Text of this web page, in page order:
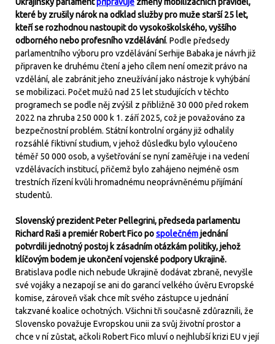
které by zrušily nárok na odklad služby pro muže starší 25 let,
kteří se rozhodnou nastoupit do vysokoškolského, vyššího
odborného nebo profesního vzdělávání. Podle předsedy
parlamentního výboru pro vzdělávání Serhije Babaka je návrh již
připraven ke druhému čtení a jeho cílem není omezit právo na
vzdělání, ale zabránit jeho zneužívání jako nástroje k vyhýbání
se mobilizaci. Počet mužů nad 25 let studujících v těchto
programech se podle něj zvýšil z přibližně 30 000 před rokem
2022 na zhruba 250 000 k 1. září 2025, což je považováno za
bezpečnostní problém. Státní kontrolní orgány již odhalily
rozsáhlé fiktivní studium, v jehož důsledku bylo vyloučeno
téměř 50 000 osob, a vyšetřování se nyní zaměřuje i na vedení
vzdělávacích institucí, přičemž bylo zahájeno nejméně osm
trestních řízení kvůli hromadnému neoprávněnému přijímání
studentů.
Slovenský prezident Peter Pellegrini, předseda parlamentu
Richard Raši a premiér Robert Fico pospolečnémjednání
potvrdili jednotný postoj k zásadním otázkám politiky, jehož
klíčovým bodem je ukončení vojenské podpory Ukrajině.
Bratislava podle nich nebude Ukrajině dodávat zbraně, nevyšle
své vojáky a nezapojí se ani do garancí velkého úvěru Evropské
komise, zároveň však chce mít svého zástupce u jednání
takzvané koalice ochotných. Všichni tři současně zdůraznili, že
Slovensko považuje Evropskou unii za svůj životní prostor a
chce v ní zůstat, ačkoli Robert Fico mluví o nejhlubší krizi EU v její